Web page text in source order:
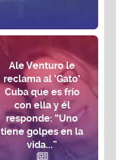
Ale Venturo le
reclama al ‘Gato’
Cuba que es frío
con ella y él
responde: “Uno
tiene golpes en la
vida...”